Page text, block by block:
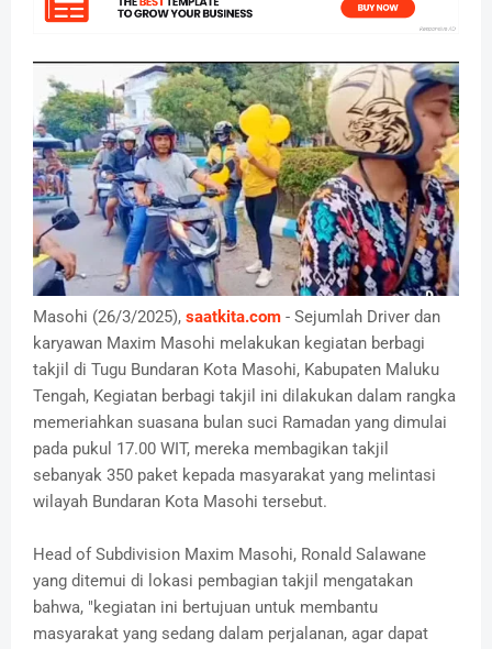
Masohi (26/3/2025), saatkita.com - Sejumlah Driver dan
karyawan Maxim Masohi melakukan kegiatan berbagi
takjil di Tugu Bundaran Kota Masohi, Kabupaten Maluku
Tengah, Kegiatan berbagi takjil ini dilakukan dalam rangka
memeriahkan suasana bulan suci Ramadan yang dimulai
pada pukul 17.00 WIT, mereka membagikan takjil
sebanyak 350 paket kepada masyarakat yang melintasi
wilayah Bundaran Kota Masohi tersebut.
Head of Subdivision Maxim Masohi, Ronald Salawane
yang ditemui di lokasi pembagian takjil mengatakan
bahwa, "kegiatan ini bertujuan untuk membantu
masyarakat yang sedang dalam perjalanan, agar dapat